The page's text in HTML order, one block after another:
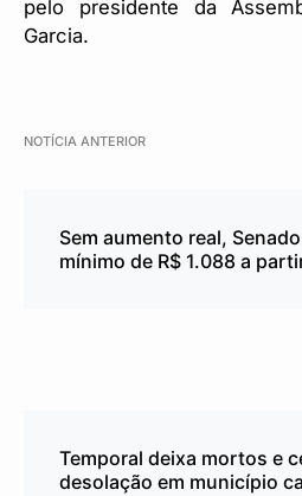
pelo presidente da
Garcia.
NOTÍCIA ANTERIOR
Sem aumento real,
mínimo de R$ 1.088 a
Temporal deixa mortos e
desolação em município